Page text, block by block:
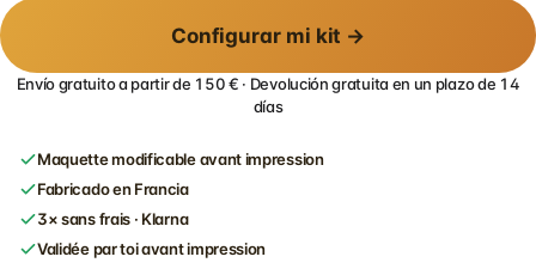
Configurar mi kit →
Envío gratuito a partir de 150 € · Devolución gratuita en un plazo de 14
días
Maquette modificable avant impression
Fabricado en Francia
3× sans frais · Klarna
Validée par toi avant impression